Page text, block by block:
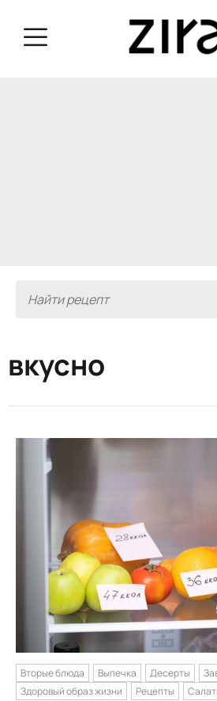
вкусно
Вторые блюда Выпечка Десерты
Здоровый образ жизни
Рецепты